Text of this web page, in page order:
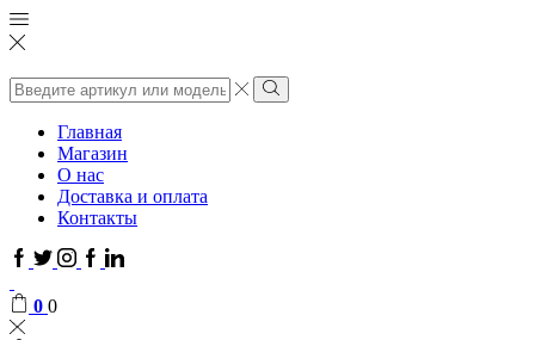
Поиск
ввода
Поиск
Главная
Магазин
О нас
Доставка и оплата
Контакты
Facebook
TwitterInstagram
GoogleLinkedin
0 0